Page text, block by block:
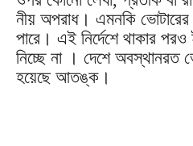
নীয় অপরাধ। এমনকি
পারে। এই নির্দেশে থাকার
নিচ্ছে না । দেশে অবস্থানরত
হয়েছে আতঙ্ক।